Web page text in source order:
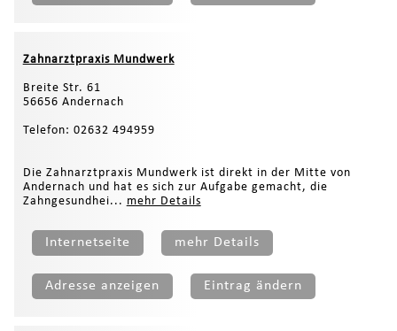
Zahnarztpraxis Mundwerk
Breite Str. 61
56656 Andernach
Telefon: 02632 494959
Die Zahnarztpraxis Mundwerk ist direkt in der Mitte von
Andernach und hat es sich zur Aufgabe gemacht, die
Zahngesundhei... mehr Details
Internetseite mehr Details
Adresse anzeigen Eintrag ändern